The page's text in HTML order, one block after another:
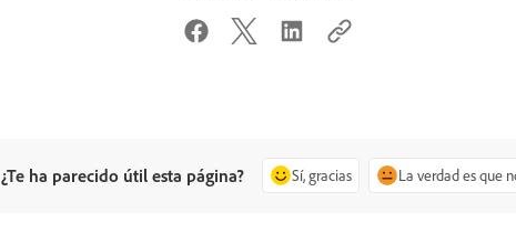
¿Te ha parecido útil esta página? Sí, gracias La verdad es que